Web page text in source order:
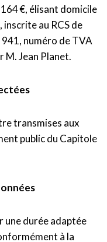
€, élisant domicile
au RCS de
numéro de TVA
Jean Planet.
transmises aux
public du Capitole
une durée adaptée
à la